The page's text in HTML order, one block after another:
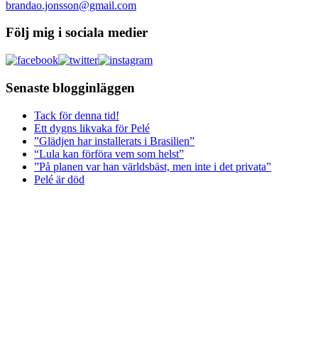
brandao.jonsson@gmail.com
Följ mig i sociala medier
Senaste blogginläggen
Tack för denna tid!
Ett dygns likvaka för Pelé
”Glädjen har installerats i Brasilien”
“Lula kan förföra vem som helst”
”På planen var han världsbäst, men inte i det privata”
Pelé är död